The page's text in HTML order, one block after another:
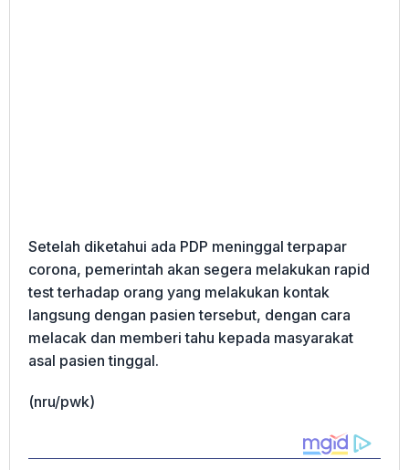
Setelah diketahui ada PDP meninggal terpapar
corona, pemerintah akan segera melakukan rapid
test terhadap orang yang melakukan kontak
langsung dengan pasien tersebut, dengan cara
melacak dan memberi tahu kepada masyarakat
asal pasien tinggal.
(nru/pwk)